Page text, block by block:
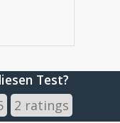
Test?
2 ratings